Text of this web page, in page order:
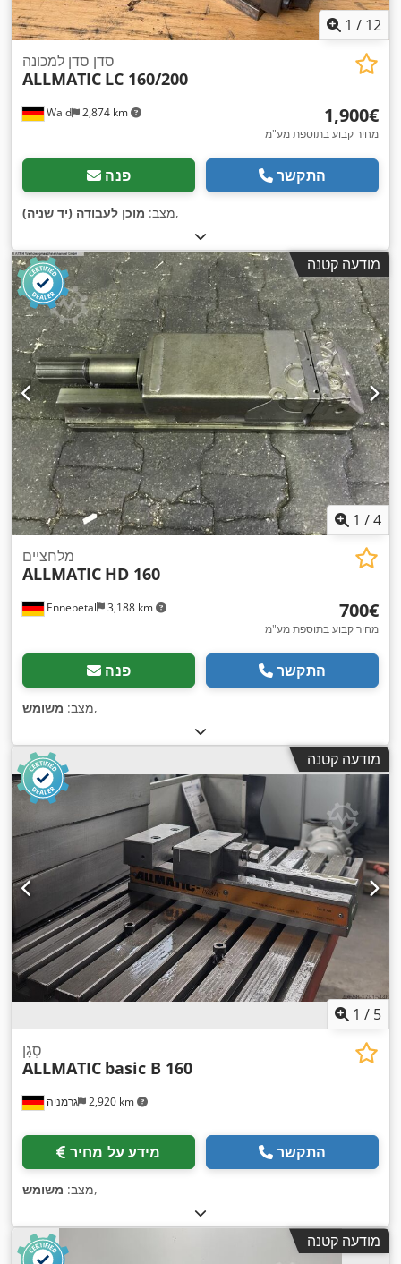
1 / 12
Wald 2,874 km
סדן סדן למכונה
ALLMATIC LC 160/200
‏1,900 ‏€
מחיר קבוע בתוספת מע"מ
פנה התקשר
מצב: מוכן לעבודה (יד שניה) ,
מודעה קטנה
1 /4
Ennepetal 3,188 km
מלחציים
ALLMATIC HD 160
‏700 ‏€
מחיר קבוע בתוספת מע"מ
פנה התקשר
מצב: משומש ,
מודעה קטנה
1 / 5
גרמניה 2,920 km
סְגָן
ALLMATIC basic B 160
מידע על מחיר התקשר
מצב: משומש ,
מודעה קטנה